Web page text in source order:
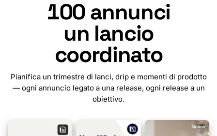
100annunci
un lancio
coordinato
Pianifica un trimestre di lanci, drip e momenti di prodotto
— ogni annuncio legato a una release, ogni release a un
obiettivo.